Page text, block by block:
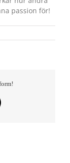
passion för!